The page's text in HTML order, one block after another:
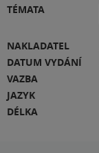
TÉMATA
NAKLADATEL
DATUM VYDÁNÍ
VAZBA
JAZYK
DÉLKA